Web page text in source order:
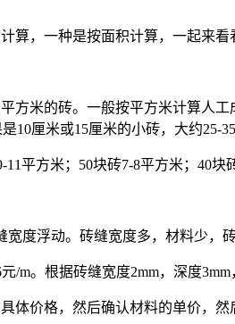
算，一种是按面积计算，一起来看
米的砖。一般按平方米计算人工
10厘米或15厘米的小砖，大约25-35
平方米；50块砖7-8平方米；40
度浮动。砖缝宽度多，材料少，
/m。根据砖缝宽度2mm，深度
体价格，然后确认材料的单价，